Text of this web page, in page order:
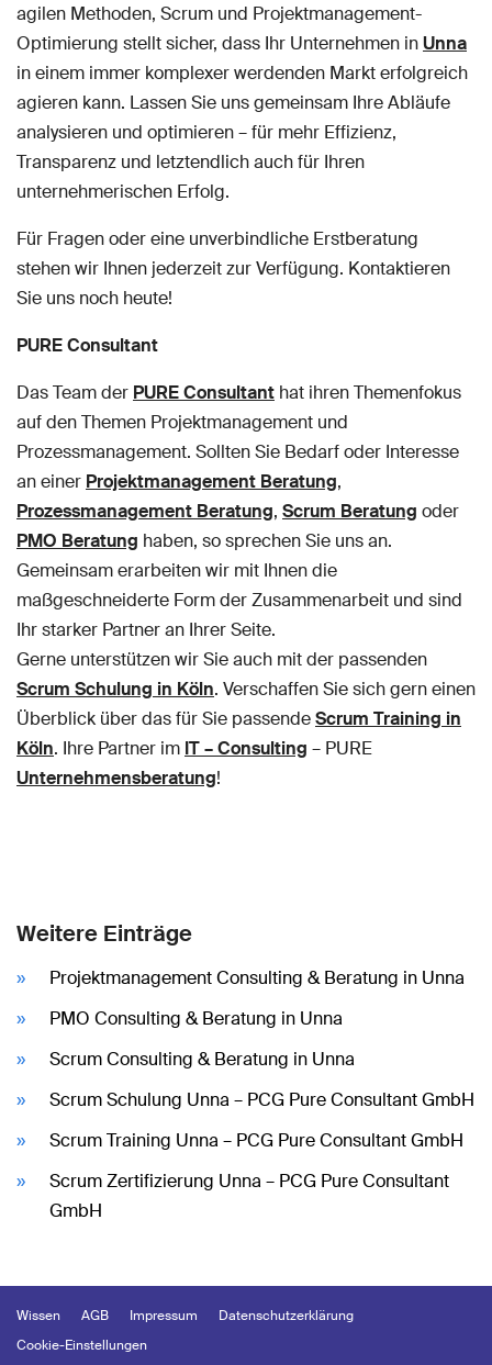
agilen Methoden, Scrum und Projektmanagement-
Optimierung stellt sicher, dass Ihr Unternehmen inUnna
in einem immer komplexer werdenden Markt erfolgreich
agieren kann. Lassen Sie uns gemeinsam Ihre Abläufe
analysieren und optimieren – für mehr Effizienz,
Transparenz und letztendlich auch für Ihren
unternehmerischen Erfolg.
Für Fragen oder eine unverbindliche Erstberatung
stehen wir Ihnen jederzeit zur Verfügung. Kontaktieren
Sie uns noch heute!
PURE Consultant
Das Team der PURE Consultant hat ihren Themenfokus
auf den Themen Projektmanagement und
Prozessmanagement. Sollten Sie Bedarf oder Interesse
an einer Projektmanagement Beratung,
Prozessmanagement Beratung, Scrum Beratung oder
PMO Beratung haben, so sprechen Sie uns an.
Gemeinsam erarbeiten wir mit Ihnen die
maßgeschneiderte Form der Zusammenarbeit und sind
Ihr starker Partner an Ihrer Seite.
Gerne unterstützen wir Sie auch mit der passenden
Scrum Schulung in Köln. Verschaffen Sie sich gern einen
Überblick über das für Sie passendeScrum Training in
Köln. Ihre Partner im IT – Consulting – PURE
Unternehmensberatung!
Weitere Einträge
Projektmanagement Consulting & Beratung in Unna
PMO Consulting & Beratung in Unna
Scrum Consulting & Beratung in Unna
Scrum Schulung Unna – PCG Pure Consultant GmbH
Scrum Training Unna – PCG Pure Consultant GmbH
Scrum Zertifizierung Unna – PCG Pure Consultant
GmbH
Wissen AGB Impressum
Datenschutzerklärung
Cookie-Einstellungen